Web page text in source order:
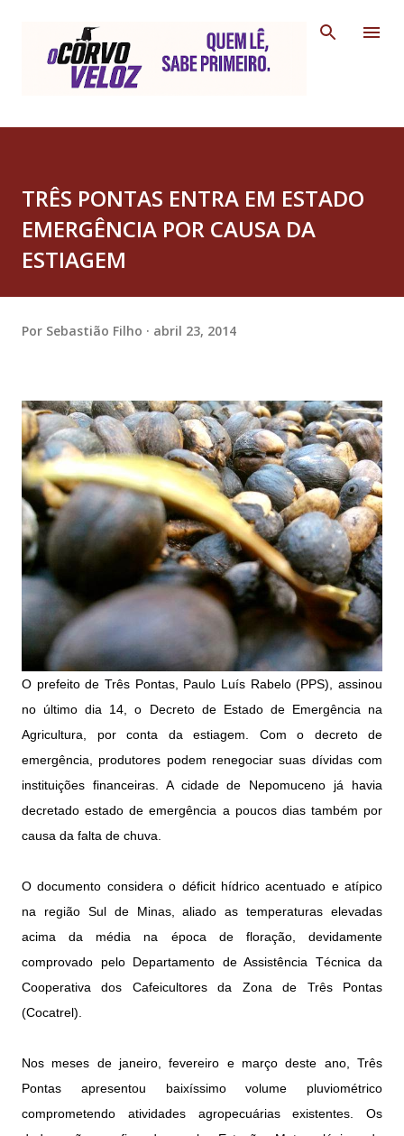
TRÊS PONTAS ENTRA EM ESTADO
EMERGÊNCIA POR CAUSA DA
ESTIAGEM
Por Sebastião Filho abril 23, 2014
O prefeito de Três Pontas, Paulo Luís Rabelo (PPS), assinou
no último dia 14, o Decreto de Estado de Emergência na
Agricultura, por conta da estiagem. Com o decreto de
emergência, produtores podem renegociar suas dívidas com
instituições financeiras. A cidade de Nepomuceno já havia
decretado estado de emergência a poucos dias também por
causa da falta de chuva.
O documento considera o déficit hídrico acentuado e atípico
na região Sul de Minas, aliado as temperaturas elevadas
acima da média na época de floração, devidamente
comprovado pelo Departamento de Assistência Técnica da
Cooperativa dos Cafeicultores da Zona de Três Pontas
(Cocatrel).
Nos meses de janeiro, fevereiro e março deste ano, Três
Pontas apresentou baixíssimo volume pluviométrico
comprometendo atividades agropecuárias existentes. Os